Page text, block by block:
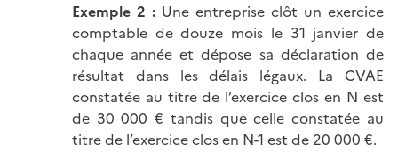
Exemple 2 :Une entreprise clôt un exercice
comptable de douze mois le 31 janvier de
chaque année et dépose sa déclaration de
résultat dans les délais légaux. La CVAE
constatée au titre de l’exercice clos en N est
de 30 000 € tandis que celle constatée au
titre de l’exercice clos en N-1 est de 20 000 €.